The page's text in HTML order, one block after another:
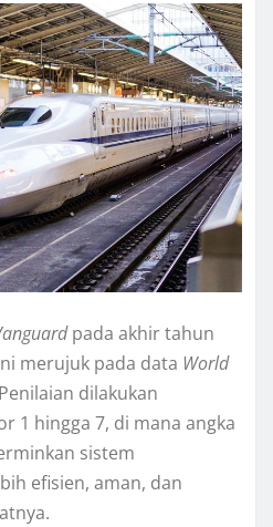
pada akhir tahun
merujuk pada data World
dilakukan
1 hingga 7, di mana angka
sistem
efisien, aman, dan